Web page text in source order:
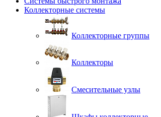
Коллекторные системы
Коллекторные группы
Коллекторы
Смесительные узлы